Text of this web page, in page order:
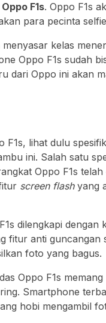
Oppo F1s. Oppo F1s
para pecinta
kelas
Oppo F1s sudah
dari Oppo ini akan
F1s, lihat dulu
ini. Salah satu
Oppo F1s
screen flashyang
dilengkapi dengan
fitur anti guncangan
foto yang bagus.
Oppo F1s
Smartphone
hobi mengambil